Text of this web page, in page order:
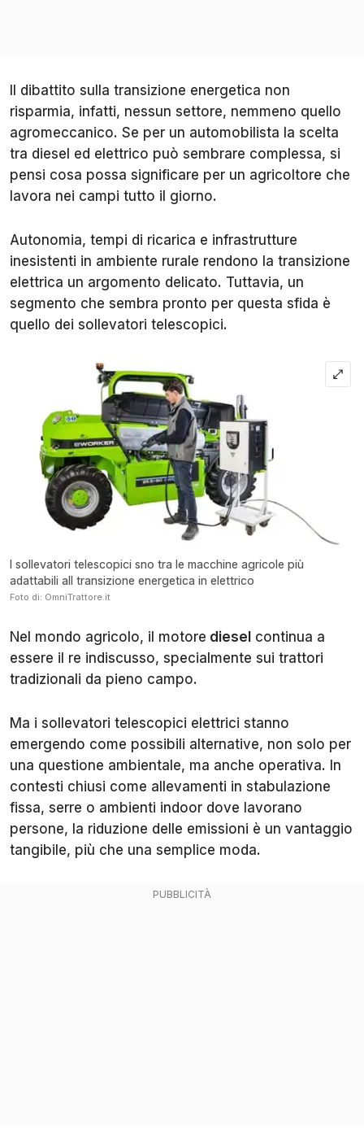
Il dibattito sulla transizione energetica non
risparmia, infatti, nessun settore, nemmeno quello
agromeccanico. Se per un automobilista la scelta
tra diesel ed elettrico può sembrare complessa, si
pensi cosa possa significare per un agricoltore che
lavora nei campi tutto il giorno.
Autonomia, tempi di ricarica e infrastrutture
inesistenti in ambiente rurale rendono la transizione
elettrica un argomento delicato. Tuttavia, un
segmento che sembra pronto per questa sfida è
quello dei sollevatori telescopici.
I sollevatori telescopici sno tra le macchine agricole più
adattabili all transizione energetica in elettrico
Foto di: OmniTrattore.it
Nel mondo agricolo, il motore diesel continua a
essere il re indiscusso, specialmente sui trattori
tradizionali da pieno campo.
Ma i sollevatori telescopici elettrici stanno
emergendo come possibili alternative, non solo per
una questione ambientale, ma anche operativa. In
contesti chiusi come allevamenti in stabulazione
fissa, serre o ambienti indoor dove lavorano
persone, la riduzione delle emissioni è un vantaggio
tangibile, più che una semplice moda.